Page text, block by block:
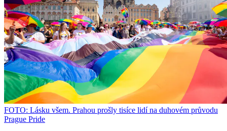
FOTO: Lásku všem. Prahou prošly tisíce lidí na duhovém průvodu
Prague Pride